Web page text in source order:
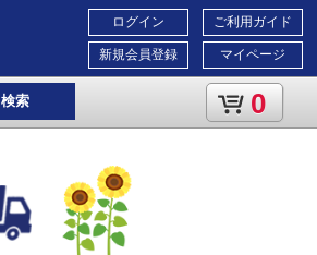
ご利用ガイド
マイページ
ログイン
新規会員登録
検索 0